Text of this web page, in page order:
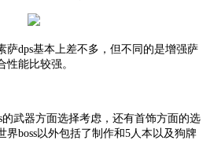
萨dps基本上差不多，但不同的是增强萨
能比较强。
的武器方面选择考虑，还有首饰方面的选
boss以外包括了制作和5人本以及狗牌